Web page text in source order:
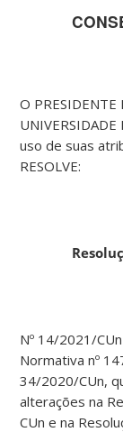
O PRESIDENTE
UNIVERSIDADE
uso de suas
RESOLVE:
Nº 14/2021/
Normativa nº
34/2020/CUn,
alterações na
CUn e na